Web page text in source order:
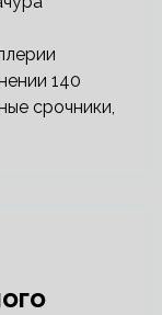
140
срочники,